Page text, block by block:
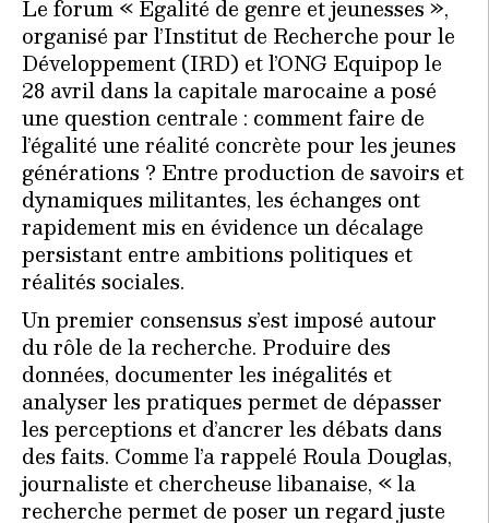
Le forum « Égalité de genre et jeunesses »,
organisé par l’Institut de Recherche pour le
Développement (IRD) et l’ONG Equipop le
28 avril dans la capitale marocaine a posé
une question centrale : comment faire de
l’égalité une réalité concrète pour les jeunes
générations ? Entre production de savoirs et
dynamiques militantes, les échanges ont
rapidement mis en évidence un décalage
persistant entre ambitions politiques et
réalités sociales.
Un premier consensus s’est imposé autour
du rôle de la recherche. Produire des
données, documenter les inégalités et
analyser les pratiques permet de dépasser
les perceptions et d’ancrer les débats dans
des faits. Comme l’a rappelé Roula Douglas,
journaliste et chercheuse libanaise, « la
recherche permet de poser un regard juste